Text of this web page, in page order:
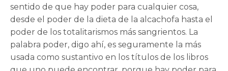
sentido de que hay poder para cualquier cosa,
desde el poder de la dieta de la alcachofa hasta el
poder de los totalitarismos más sangrientos. La
palabra poder, digo ahí, es seguramente la más
usada como sustantivo en los títulos de los libros